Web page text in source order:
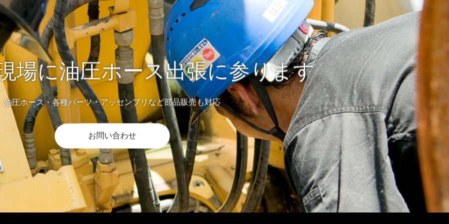
場に油圧ホース出張に参ります
油圧ホース・各種パーツ・アッセンブリなど部品販売も対応
お問い合わせ